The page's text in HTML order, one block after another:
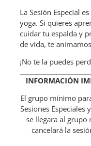
La Sesión Especial
yoga. Si quieres
cuidar tu espalda y
de vida, te
¡No te la puedes
INFORMACIÓN
El grupo mínimo
Sesiones Especiales
se llegara al grupo
cancelará la